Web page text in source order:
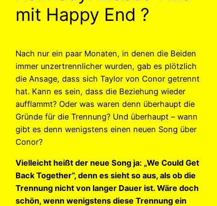
mit Happy End ?
Nach nur ein paar Monaten, in denen die Beiden
immer unzertrennlicher wurden, gab es plötzlich
die Ansage, dass sich Taylor von Conor getrennt
hat. Kann es sein, dass die Beziehung wieder
aufflammt? Oder was waren denn überhaupt die
Gründe für die Trennung? Und überhaupt – wann
gibt es denn wenigstens einen neuen Song über
Conor?
Vielleicht heißt der neue Song ja: „We Could Get
Back Together“, denn es sieht so aus, als ob die
Trennung nicht von langer Dauer ist. Wäre doch
schön, wenn wenigstens diese Trennung ein